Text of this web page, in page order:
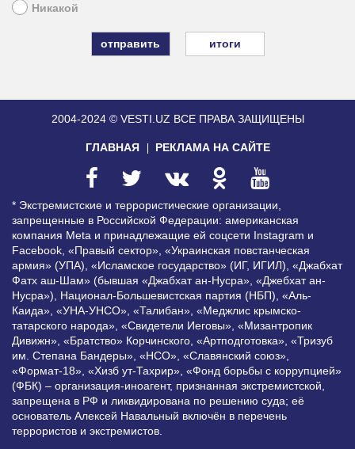
Никакой
итоги
2004-2024 © VESTI.UZ ВСЕ ПРАВА ЗАЩИЩЕНЫ
ГЛАВНАЯ РЕКЛАМА НА САЙТЕ
* Экстремистские и террористические организации,
запрещенные в Российской Федерации: американская
компания Meta и принадлежащие ей соцсети Instagram и
Facebook, «Правый сектор», «Украинская повстанческая
армия» (УПА), «Исламское государство» (ИГ, ИГИЛ), «Джабхат
Фатх аш-Шам» (бывшая «Джабхат ан-Нусра», «Джебхат ан-
Нусра»), Национал-Большевистская партия (НБП), «Аль-
Каида», «УНА-УНСО», «Талибан», «Меджлис крымско-
татарского народа», «Свидетели Иеговы», «Мизантропик
Дивижн», «Братство» Корчинского, «Артподготовка», «Тризуб
им. Степана Бандеры», «НСО», «Славянский союз»,
«Формат-18», «Хизб ут-Тахрир», «Фонд борьбы с коррупцией»
(ФБК) – организация-иноагент, признанная экстремистской,
запрещена в РФ и ликвидирована по решению суда; её
основатель Алексей Навальный включён в перечень
террористов и экстремистов.